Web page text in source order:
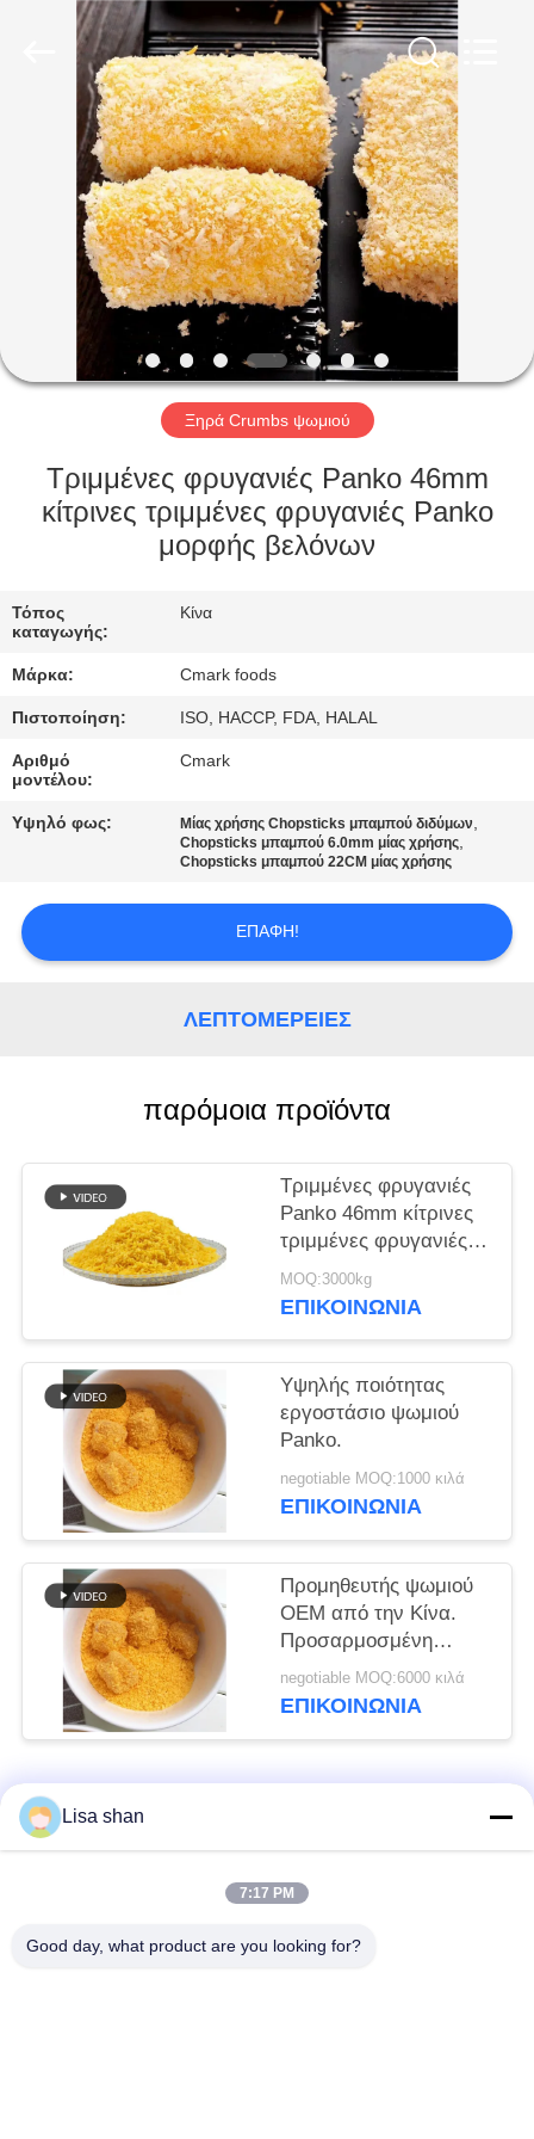
ΑΡΧΙΚΉ
ΣΕΛΊΔΑ
ΠΡΟΪΌΝΤΑ
ΣΧΕΤΙΚΆ
ΜΕ
ΕΜΆΣ
ΕΠΙΣΚΈΨΕΙΣ
ΣΤΟ
ΕΡΓΟΣΤΆΣΙΟ
ΈΛΕΓΧΟΣ
ΠΟΙΌΤΗΤΑΣ
ΕΠΙΚΟΙΝΩΝΉΣΤΕ
ΜΑΖΊ
ΜΑΣ
ΥΠΟΘΈΣΕΙΣ
ΠΡΟΣΦΟΡΆ
ΧΆΡΤΗΣ
ΙΣΤΌΤΟΠΟΥ
ΜΥΣΤΙΚΌΤΗΤΑΣ
Ξηρά Crumbs ψωμιού
Τριμμένες φρυγανιές Panko 46mm
κίτρινες τριμμένες φρυγανιές Panko
μορφής βελόνων
Τόπος
καταγωγής:
Κίνα
Μάρκα: Cmark foods
Πιστοποίηση: ISO, HACCP, FDA, HALAL
Αριθμό
μοντέλου:
Cmark
Υψηλό φως: Μίας χρήσης Chopsticks μπαμπού διδύμων,
Chopsticks μπαμπού 6.0mm μίας χρήσης,
Chopsticks μπαμπού 22CM μίας χρήσης
ΕΠΑΦΉ!
ΛΕΠΤΟΜΈΡΕΙΕΣ
παρόμοια προϊόντα
Τριμμένες φρυγανιές
Panko 46mm κίτρινες
τριμμένες φρυγανιές
Panko μορφής
βελόνων
MOQ:3000kg
ΕΠΙΚΟΙΝΩΝΊΑ
Υψηλής ποιότητας
εργοστάσιο ψωμιού
Panko.
negotiable MOQ:1000 κιλά
ΕΠΙΚΟΙΝΩΝΊΑ
Προμηθευτής ψωμιού
OEM από την Κίνα.
Προσαρμοσμένη
φόρμουλα και ιδιωτική
ετικέτα.
negotiable MOQ:6000 κιλά
ΕΠΙΚΟΙΝΩΝΊΑ
Λαϊκή κατηγορία
ιαπωνικά crumbs
Lisa shan
7:17 PM
Good day, what product are you looking for?